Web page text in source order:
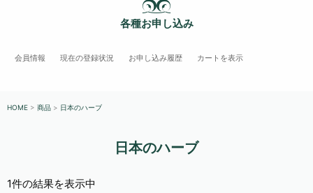
各種お申し込み
会員情報 現在の登録状況 お申し込み履歴 カートを表示
HOME > 商品 > 日本のハーブ
日本のハーブ
1件の結果を表示中